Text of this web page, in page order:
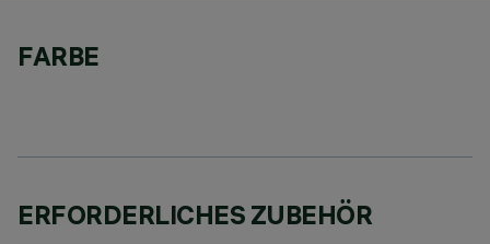
FARBE
ERFORDERLICHES ZUBEHÖR